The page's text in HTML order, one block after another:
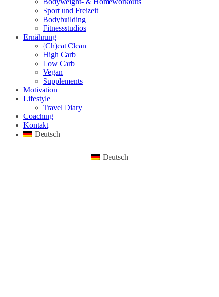
Bodyweight- & Homeworkouts
Sport und Freizeit
Bodybuilding
Fitnessstudios
Ernährung
(Ch)eat Clean
High Carb
Low Carb
Vegan
Supplements
Motivation
Lifestyle
Travel Diary
Coaching
Kontakt
Deutsch
Deutsch